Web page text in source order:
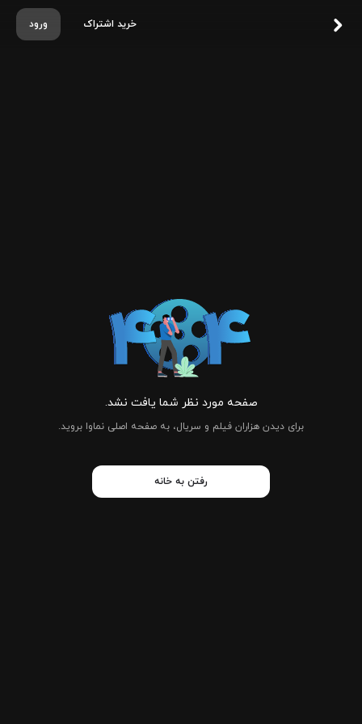
ورود خرید اشتراک
صفحه مورد نظر شما یافت نشد.
برای دیدن هزاران فیلم و سریال، به صفحه اصلی نماوا بروید.
رفتن به خانه